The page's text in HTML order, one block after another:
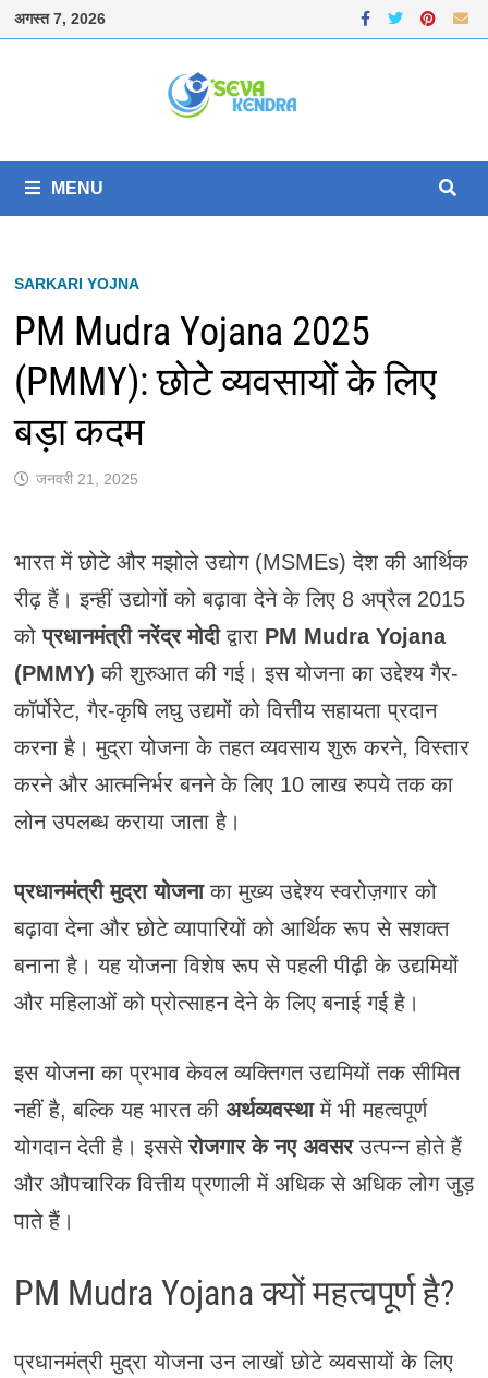
Skip
अगस्त 7, 2026
MENU
SARKARI YOJNA
PM Mudra Yojana 2025
(PMMY): छोटे व्यवसायों के लिए
बड़ा कदम
जनवरी 21, 2025
भारत में छोटे और मझोले उद्योग (MSMEs) देश की आर्थिक
रीढ़ हैं। इन्हीं उद्योगों को बढ़ावा देने के लिए 8 अप्रैल 2015
कोप्रधानमंत्री नरेंद्र मोदीद्वारा PM Mudra Yojana
(PMMY) की शुरुआत की गई। इस योजना का उद्देश्य गैर-
कॉर्पोरेट, गैर-कृषि लघु उद्यमों को वित्तीय सहायता प्रदान
करना है। मुद्रा योजना के तहत व्यवसाय शुरू करने, विस्तार
करने और आत्मनिर्भर बनने के लिए 10 लाख रुपये तक का
लोन उपलब्ध कराया जाता है।
प्रधानमंत्री मुद्रा योजनाका मुख्य उद्देश्य स्वरोज़गार को
बढ़ावा देना और छोटे व्यापारियों को आर्थिक रूप से सशक्त
बनाना है। यह योजना विशेष रूप से पहली पीढ़ी के उद्यमियों
और महिलाओं को प्रोत्साहन देने के लिए बनाई गई है।
इस योजना का प्रभाव केवल व्यक्तिगत उद्यमियों तक सीमित
नहीं है, बल्कि यह भारत की अर्थव्यवस्थामें भी महत्वपूर्ण
योगदान देती है। इससेरोजगार के नए अवसरउत्पन्न होते हैं
और औपचारिक वित्तीय प्रणाली में अधिक से अधिक लोग जुड़
पाते हैं।
PM Mudra Yojana क्यों महत्वपूर्ण है?
प्रधानमंत्री मुद्रा योजना उन लाखों छोटे व्यवसायों के लिए